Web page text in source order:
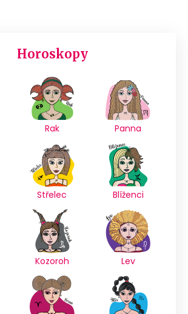
Horoskopy
Rak Panna
Střelec Blíženci
Kozoroh Lev